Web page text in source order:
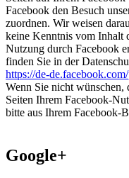
Facebook den Besuch
zuordnen. Wir weisen
keine Kenntnis vom Inhalt
Nutzung durch Facebook
finden Sie in der
https://de-
Wenn Sie nicht wünschen,
Seiten Ihrem Facebook-
bitte aus Ihrem Facebook-
Google+